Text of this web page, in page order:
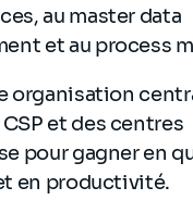
au master data
et au process
organisation
et des centres
pour gagner en
en productivité.